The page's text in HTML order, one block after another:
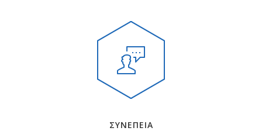
ΣΥΝΕΠΕΙΑ